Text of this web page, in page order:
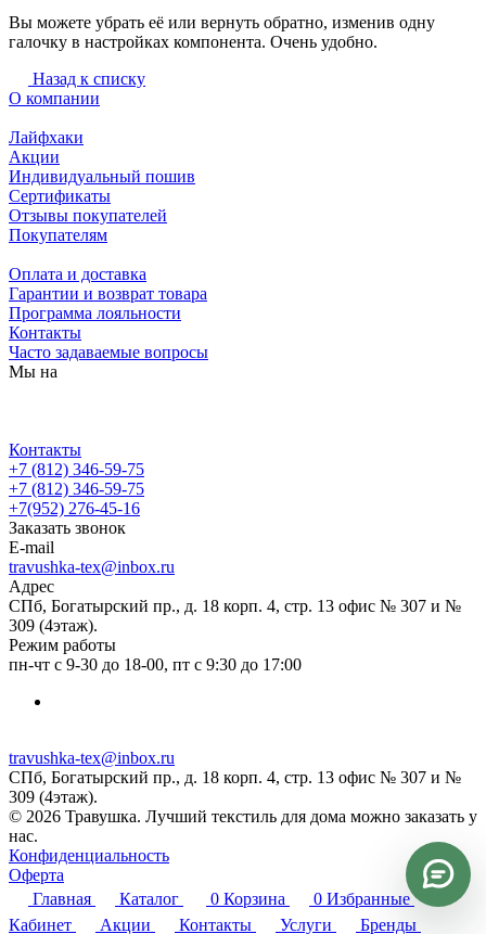
Вы можете убрать её или вернуть обратно, изменив одну
галочку в настройках компонента. Очень удобно.
Назад к списку
О компании
Лайфхаки
Акции
Индивидуальный пошив
Сертификаты
Отзывы покупателей
Покупателям
Оплата и доставка
Гарантии и возврат товара
Программа лояльности
Контакты
Часто задаваемые вопросы
Мы на
Контакты
+7 (812) 346-59-75
+7 (812) 346-59-75
+7(952) 276-45-16
Заказать звонок
E-mail
travushka-tex@inbox.ru
Адрес
СПб, Богатырский пр., д. 18 корп. 4, стр. 13 офис № 307 и №
309 (4этаж).
Режим работы
пн-чт с 9-30 до 18-00, пт с 9:30 до 17:00
travushka-tex@inbox.ru
СПб, Богатырский пр., д. 18 корп. 4, стр. 13 офис № 307 и №
309 (4этаж).
© 2026 Травушка. Лучший текстиль для дома можно заказать у
нас.
Конфиденциальность
Оферта
Главная
Каталог 0 Корзина 0 Избранные
Кабинет
Акции Контакты Услуги Бренды